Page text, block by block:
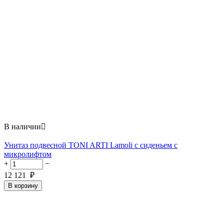
В наличии
Унитаз подвесной TONI ARTI Lamoli с сиденьем с
микролифтом
+
−
12 121
₽
В корзину